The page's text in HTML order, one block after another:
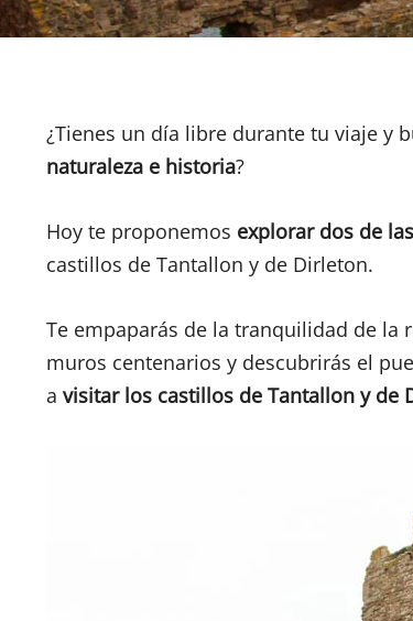
¿Tienes un día libre durante tu viaje y
naturaleza e historia?
Hoy te proponemos explorar dos de
castillos de Tantallon y de Dirleton.
Te empaparás de la tranquilidad de la
muros centenarios y descubrirás el
a visitar los castillos de Tantallon y de